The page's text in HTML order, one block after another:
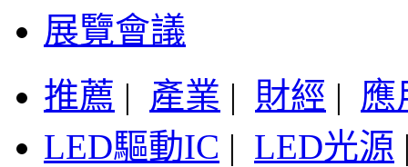
展覽會議
推薦 | 產業 | 財經 | 應
LED驅動IC | LED光源